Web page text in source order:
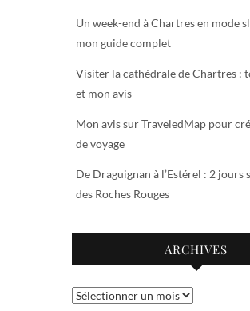
Un week-end à Chartres en mode
mon guide complet
Visiter la cathédrale de Chartres :
et mon avis
Mon avis sur TraveledMap pour
de voyage
De Draguignan à l’Estérel : 2 jours
des Roches Rouges
ARCHIVES
Archives